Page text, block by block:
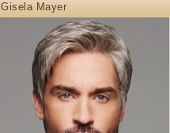
Gisela Mayer